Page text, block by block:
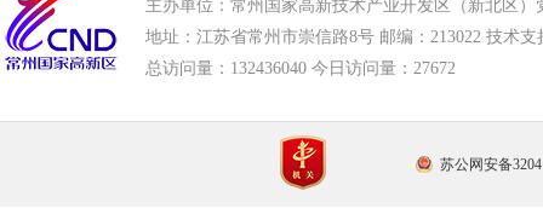
主办单位：常州国家高新技术产业开发区（新北区）
地址：江苏省常州市崇信路8号 邮编：213022 技术支
总访问量： 132436040 今日访问量： 27672
苏公网安备